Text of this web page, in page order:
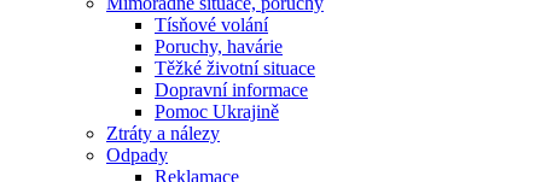
Tísňové volání
Poruchy, havárie
Těžké životní situace
Dopravní informace
Pomoc Ukrajině
Ztráty a nálezy
Odpady
Reklamace